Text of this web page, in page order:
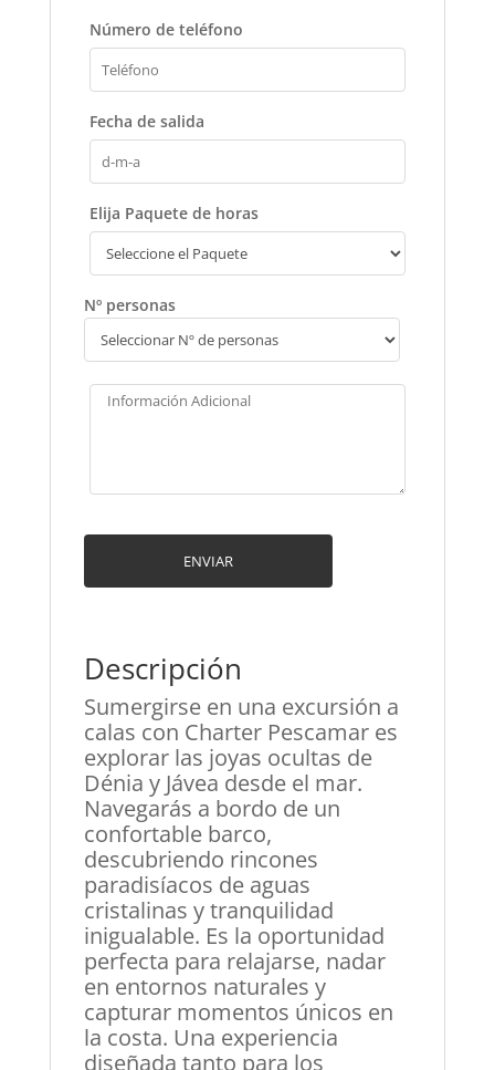
Número de teléfono
Fecha de salida
Elija Paquete de horas
Nº personas
ENVIAR
Descripción
Sumergirse en una excursión a
calas con Charter Pescamar es
explorar las joyas ocultas de
Dénia y Jávea desde el mar.
Navegarás a bordo de un
confortable barco,
descubriendo rincones
paradisíacos de aguas
cristalinas y tranquilidad
inigualable. Es la oportunidad
perfecta para relajarse, nadar
en entornos naturales y
capturar momentos únicos en
la costa. Una experiencia
diseñada tanto para los